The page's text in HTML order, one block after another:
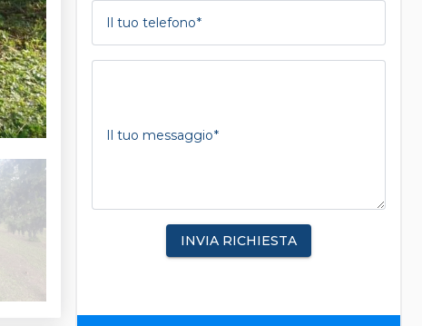
Il tuo telefono
Il tuo messaggio
INVIA RICHIESTA